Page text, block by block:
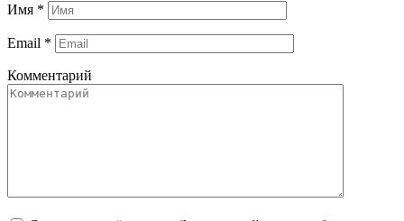
Имя *
Email *
Комментарий